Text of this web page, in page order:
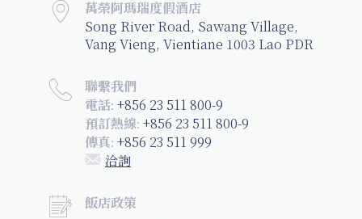
萬榮阿瑪瑞度假酒店
Song River Road, Sawang Village,
Vang Vieng, Vientiane 1003 Lao PDR
聯繫我們
電話: +856 23 511 800-9
預訂熱線: +856 23 511 800-9
傳真: +856 23 511 999
洽詢
飯店政策